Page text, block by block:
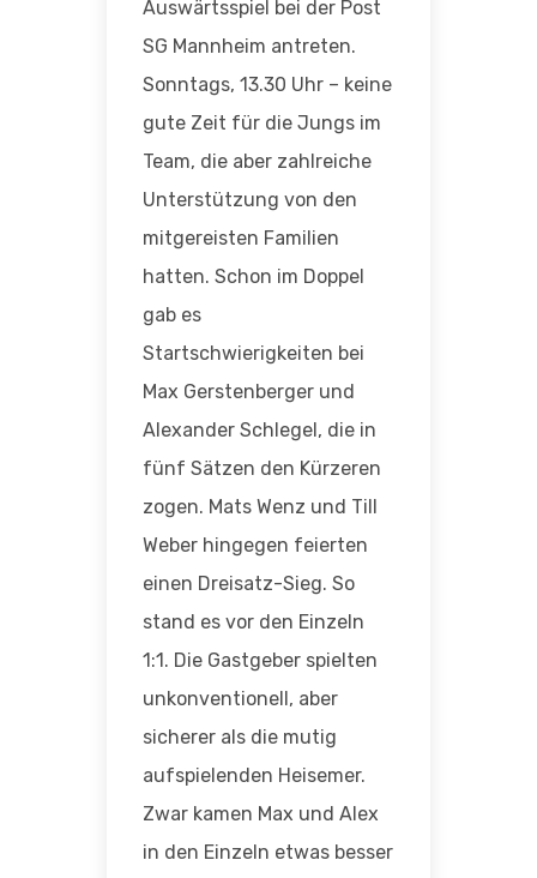
Auswärtsspiel bei der Post
SG Mannheim antreten.
Sonntags, 13.30 Uhr – keine
gute Zeit für die Jungs im
Team, die aber zahlreiche
Unterstützung von den
mitgereisten Familien
hatten. Schon im Doppel
gab es
Startschwierigkeiten bei
Max Gerstenberger und
Alexander Schlegel, die in
fünf Sätzen den Kürzeren
zogen. Mats Wenz und Till
Weber hingegen feierten
einen Dreisatz-Sieg. So
stand es vor den Einzeln
1:1. Die Gastgeber spielten
unkonventionell, aber
sicherer als die mutig
aufspielenden Heisemer.
Zwar kamen Max und Alex
in den Einzeln etwas besser